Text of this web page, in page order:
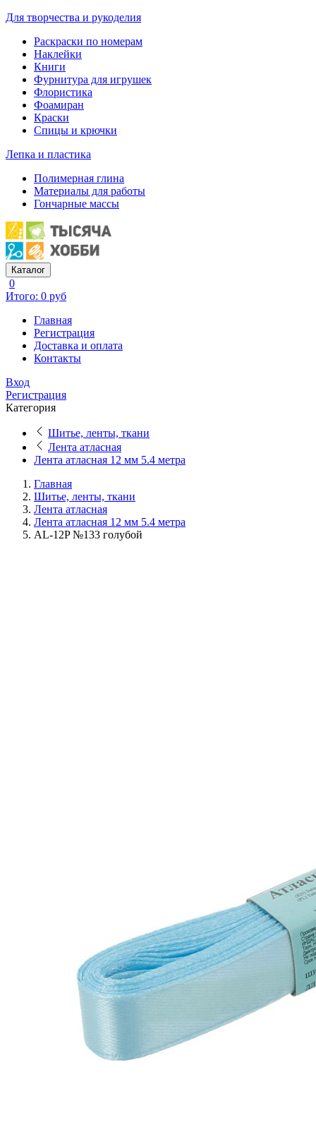
Для творчества и рукоделия
Раскраски по номерам
Наклейки
Книги
Фурнитура для игрушек
Флористика
Фоамиран
Краски
Спицы и крючки
Лепка и пластика
Полимерная глина
Материалы для работы
Гончарные массы
Каталог
0
Итого: 0 руб
Главная
Регистрация
Доставка и оплата
Контакты
Вход
Регистрация
Категория
Шитье, ленты, ткани
Лента атласная
Лента атласная 12 мм 5.4 метра
Главная
Шитье, ленты, ткани
Лента атласная
Лента атласная 12 мм 5.4 метра
AL-12P №133 голубой